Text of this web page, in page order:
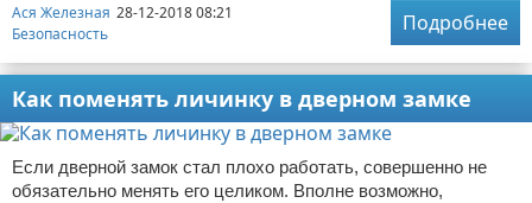
Ася Железная 28-12-2018 08:21
Безопасность
Подробнее
Как поменять личинку в дверном замке
Если дверной замок стал плохо работать, совершенно не
обязательно менять его целиком. Вполне возможно,